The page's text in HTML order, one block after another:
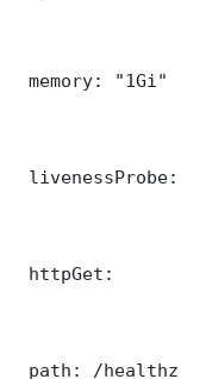
memory: "1Gi"
livenessProbe:
httpGet:
path: /healthz